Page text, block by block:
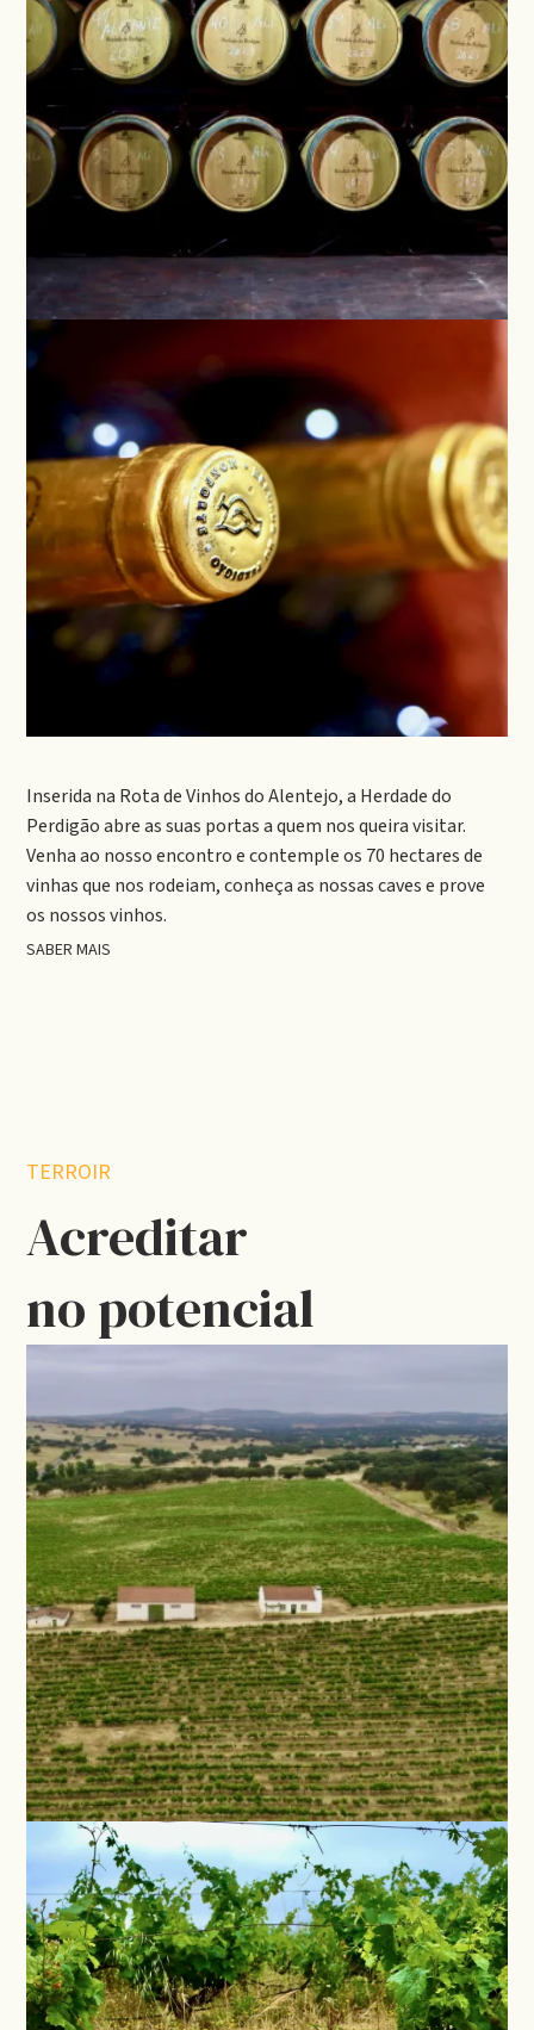
Inserida na Rota de Vinhos do Alentejo, a Herdade do
Perdigão abre as suas portas a quem nos queira visitar.
Venha ao nosso encontro e contemple os 70 hectares de
vinhas que nos rodeiam, conheça as nossas caves e prove
TERROIR
Acreditar
no potencial